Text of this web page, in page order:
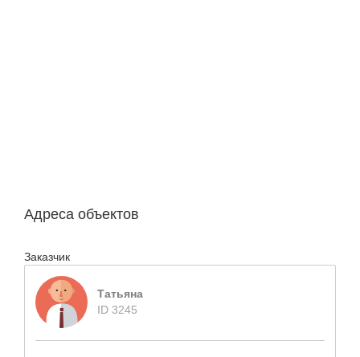
Адреса объектов
Заказчик
Татьяна
ID 3245